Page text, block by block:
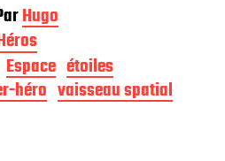
Hugo
Espace étoiles
héro vaisseau spatial